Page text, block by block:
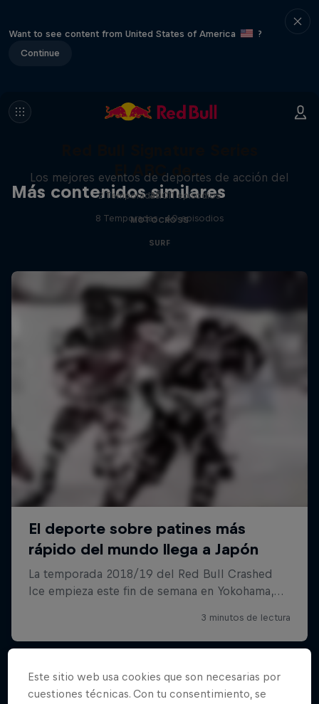
Want to see content from United States of America
?
Continue
Más contenidos similares
El ABC de...
2 Temporadas · 11 episodios
MOTOCROSS
Los mejores eventos de deportes de acción del
año
8 Temporadas · 40 episodios
SURF
Este sitio web usa cookies que son necesarias por
cuestiones técnicas. Con tu consentimiento, se